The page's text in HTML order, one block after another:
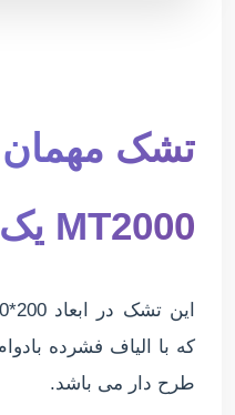
تشک مهمان
MT2000 یک نفره
که با الیاف فشرده
طرح دار می باشد.